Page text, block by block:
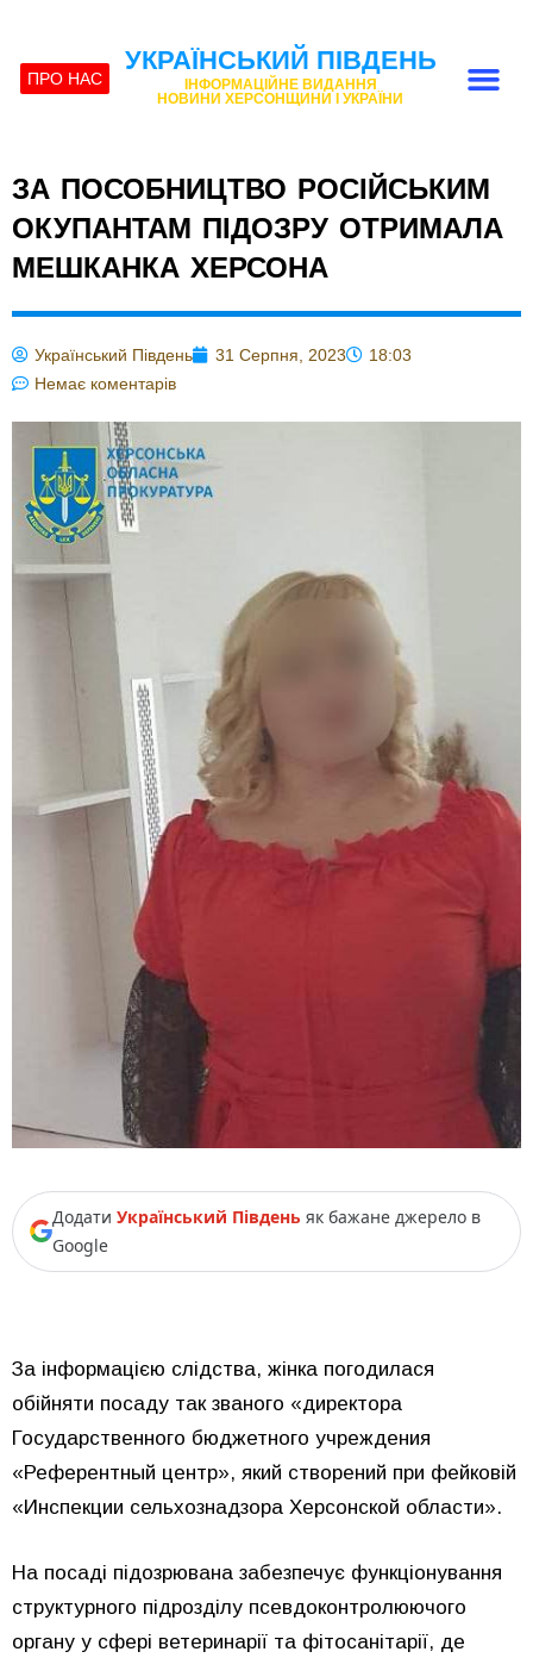
ПРО НАС
УКРАЇНСЬКИЙ ПІВДЕНЬ
ІНФОРМАЦІЙНЕ ВИДАННЯ
НОВИНИ ХЕРСОНЩИНИ І УКРАЇНИ
ЗА ПОСОБНИЦТВО РОСІЙСЬКИМ
ОКУПАНТАМ ПІДОЗРУ ОТРИМАЛА
МЕШКАНКА ХЕРСОНА
Український Південь 31 Серпня, 2023
18:03
Немає коментарів
Додати Український Південь як бажане джерело в
Google
За інформацією слідства, жінка погодилася
обійняти посаду так званого «директора
Государственного бюджетного учреждения
«Референтный центр», який створений при фейковій
«Инспекции сельхознадзора Херсонской области».
На посаді підозрювана забезпечує функціонування
структурного підрозділу псевдоконтролюючого
органу у сфері ветеринарії та фітосанітарії, де